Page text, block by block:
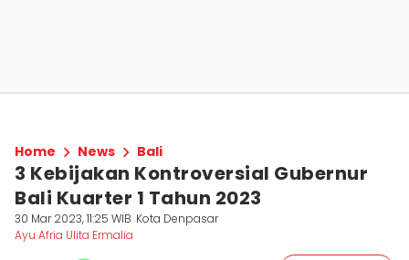
Home News Bali
3 Kebijakan Kontroversial Gubernur
Bali Kuarter 1 Tahun 2023
30 Mar 2023, 11:25 WIB Kota Denpasar
Ayu Afria Ulita Ermalia